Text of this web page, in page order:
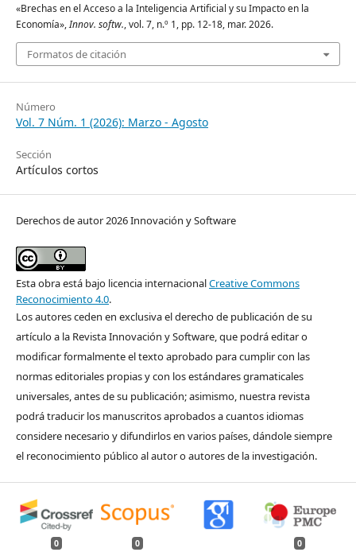
«Brechas en el Acceso a la Inteligencia Artificial y su Impacto en la
Economía»,Innov. softw., vol. 7, n.º 1, pp. 12-18, mar. 2026.
Formatos de citación
Número
Vol. 7 Núm. 1 (2026): Marzo - Agosto
Sección
Artículos cortos
Derechos de autor 2026 Innovación y Software
Esta obra está bajo licencia internacionalCreative Commons
Reconocimiento 4.0.
Los autores ceden en exclusiva el derecho de publicación de su
artículo a la Revista Innovación y Software, que podrá editar o
modificar formalmente el texto aprobado para cumplir con las
normas editoriales propias y con los estándares gramaticales
universales, antes de su publicación; asimismo, nuestra revista
podrá traducir los manuscritos aprobados a cuantos idiomas
considere necesario y difundirlos en varios países, dándole siempre
el reconocimiento público al autor o autores de la investigación.
0 0 0